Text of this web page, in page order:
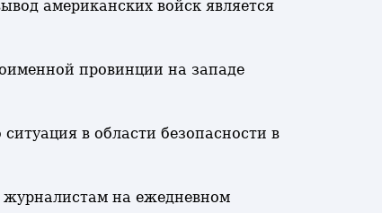
американских войск является
провинции на западе
в области безопасности в
журналистам на ежедневном